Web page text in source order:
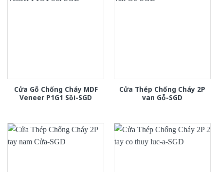
Cửa Gỗ Chống Cháy MDF
Veneer P1G1 Sồi-SGD
Cửa Thép Chống Cháy 2P
van Gỗ-SGD